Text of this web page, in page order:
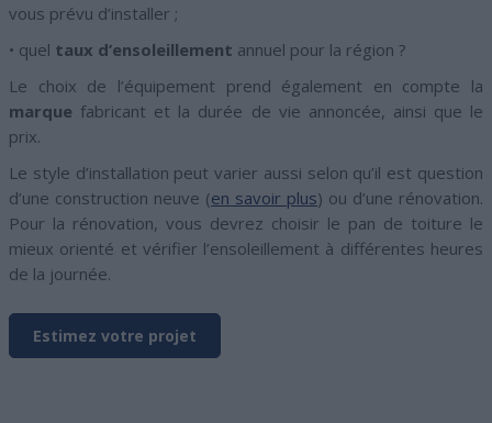
vous prévu d’installer ;
• quel taux d’ensoleillement annuel pour la région ?
Le choix de l’équipement prend également en compte la
marque fabricant et la durée de vie annoncée, ainsi que le
prix.
Le style d’installation peut varier aussi selon qu’il est question
d’une construction neuve (en savoir plus) ou d’une rénovation.
Pour la rénovation, vous devrez choisir le pan de toiture le
mieux orienté et vérifier l’ensoleillement à différentes heures
de la journée.
Estimez votre projet